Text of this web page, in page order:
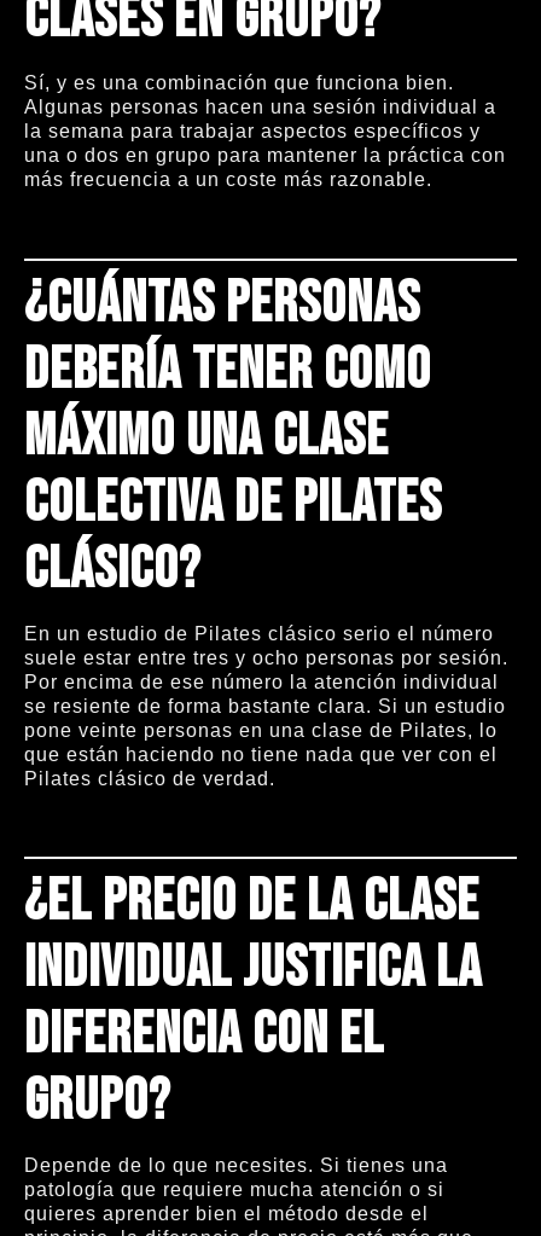
clases en grupo?
Sí, y es una combinación que funciona bien.
Algunas personas hacen una sesión individual a
la semana para trabajar aspectos específicos y
una o dos en grupo para mantener la práctica con
más frecuencia a un coste más razonable.
¿Cuántas personas
debería tener como
máximo una clase
colectiva de Pilates
clásico?
En un estudio de Pilates clásico serio el número
suele estar entre tres y ocho personas por sesión.
Por encima de ese número la atención individual
se resiente de forma bastante clara. Si un estudio
pone veinte personas en una clase de Pilates, lo
que están haciendo no tiene nada que ver con el
Pilates clásico de verdad.
¿El precio de la clase
individual justifica la
diferencia con el
grupo?
Depende de lo que necesites. Si tienes una
patología que requiere mucha atención o si
quieres aprender bien el método desde el